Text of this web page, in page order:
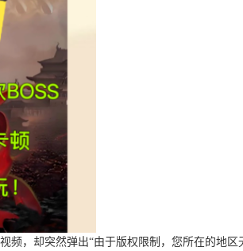
，却突然弹出“由于版权限制，您所在的地